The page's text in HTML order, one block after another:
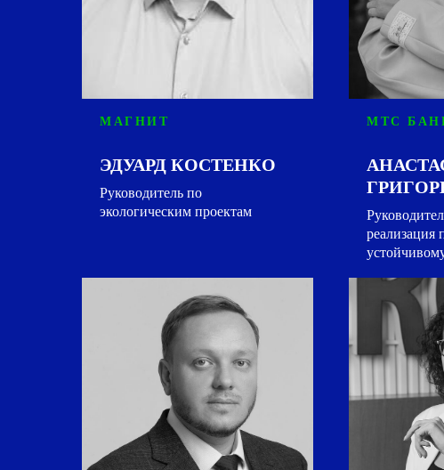
МАГНИТ
ЭДУАРД КОСТЕНКО
Руководитель по
экологическим проектам
МТС
реализация